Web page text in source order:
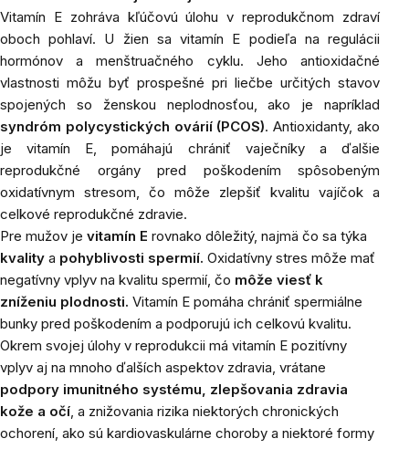
Vitamín E zohráva kľúčovú úlohu v reprodukčnom zdraví
oboch pohlaví. U žien sa vitamín E podieľa na regulácii
hormónov a menštruačného cyklu. Jeho antioxidačné
vlastnosti môžu byť prospešné pri liečbe určitých stavov
spojených so ženskou neplodnosťou, ako je napríklad
syndróm polycystických ovárií (PCOS). Antioxidanty, ako
je vitamín E, pomáhajú chrániť vaječníky a ďalšie
reprodukčné orgány pred poškodením spôsobeným
oxidatívnym stresom, čo môže zlepšiť kvalitu vajíčok a
celkové reprodukčné zdravie.
Pre mužov je vitamín E rovnako dôležitý, najmä čo sa týka
kvality a pohyblivosti spermií. Oxidatívny stres môže mať
negatívny vplyv na kvalitu spermií, čo môže viesť k
zníženiu plodnosti. Vitamín E pomáha chrániť spermiálne
bunky pred poškodením a podporujú ich celkovú kvalitu.
Okrem svojej úlohy v reprodukcii má vitamín E pozitívny
vplyv aj na mnoho ďalších aspektov zdravia, vrátane
podpory imunitného systému, zlepšovania zdravia
kože a očí, a znižovania rizika niektorých chronických
ochorení, ako sú kardiovaskulárne choroby a niektoré formy